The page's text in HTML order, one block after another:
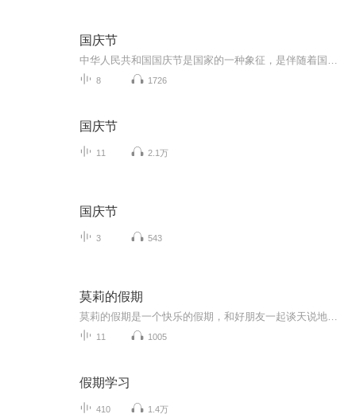
国庆节
8 1726
国庆节
11 2.1万
国庆节
3 543
莫莉的假期
11 1005
假期学习
410 1.4万